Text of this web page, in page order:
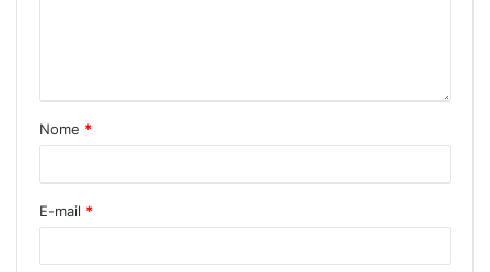
Nome *
E-mail *